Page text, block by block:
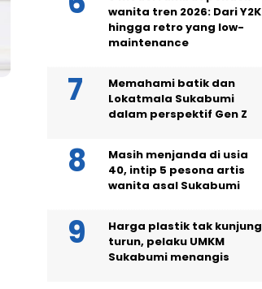
wanita tren 2026: Dari Y2K
hingga retro yang low-
maintenance
Memahami batik dan
Lokatmala Sukabumi
dalam perspektif Gen Z
Masih menjanda di usia
40, intip 5 pesona artis
wanita asal Sukabumi
Harga plastik tak kunjung
turun, pelaku UMKM
Sukabumi menangis